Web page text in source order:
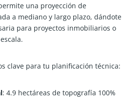
una proyección de
a mediano y largo plazo, dándote
para proyectos inmobiliarios o
clave para tu planificación técnica:
: 4.9 hectáreas de topografía 100%